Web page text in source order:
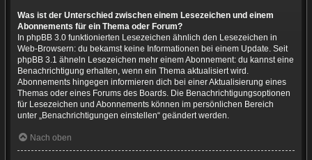
Was ist der Unterschied zwischen einem Lesezeichen und einem
Abonnements für ein Thema oder Forum?
In phpBB 3.0 funktionierten Lesezeichen ähnlich den Lesezeichen in
Web-Browsern: du bekamst keine Informationen bei einem Update. Seit
phpBB 3.1 ähneln Lesezeichen mehr einem Abonnement: du kannst eine
Benachrichtigung erhalten, wenn ein Thema aktualisiert wird.
Abonnements hingegen informieren dich bei einer Aktualisierung eines
Themas oder eines Forums des Boards. Die Benachrichtigungsoptionen
für Lesezeichen und Abonnements können im persönlichen Bereich
unter „Benachrichtigungen einstellen“ geändert werden.
Nach oben